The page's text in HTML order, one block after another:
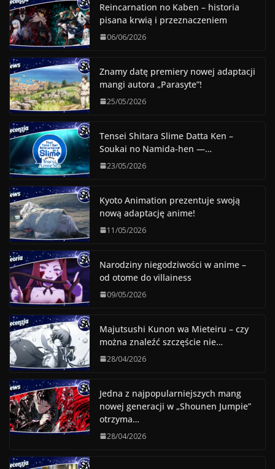
Reincarnation no Kaben – historia
pisana krwią i przeznaczeniem
06/06/2026
Znamy datę premiery nowej adaptacji
mangi autora „Parasyte”!
25/05/2026
Tensei Shitara Slime Datta Ken –
Soukai no Namida-hen —…
23/05/2026
Kyoto Animation prezentuje swoją
nową adaptację anime!
11/05/2026
Narodziny niegodziwości w anime –
od otome do villainess
09/05/2026
Majutsushi Kunon wa Mieteiru – czy
można znaleźć szczęście nie…
28/04/2026
Jedna z najpopularniejszych mang
nowej generacji w „Shounen Jumpie”
otrzyma…
28/04/2026